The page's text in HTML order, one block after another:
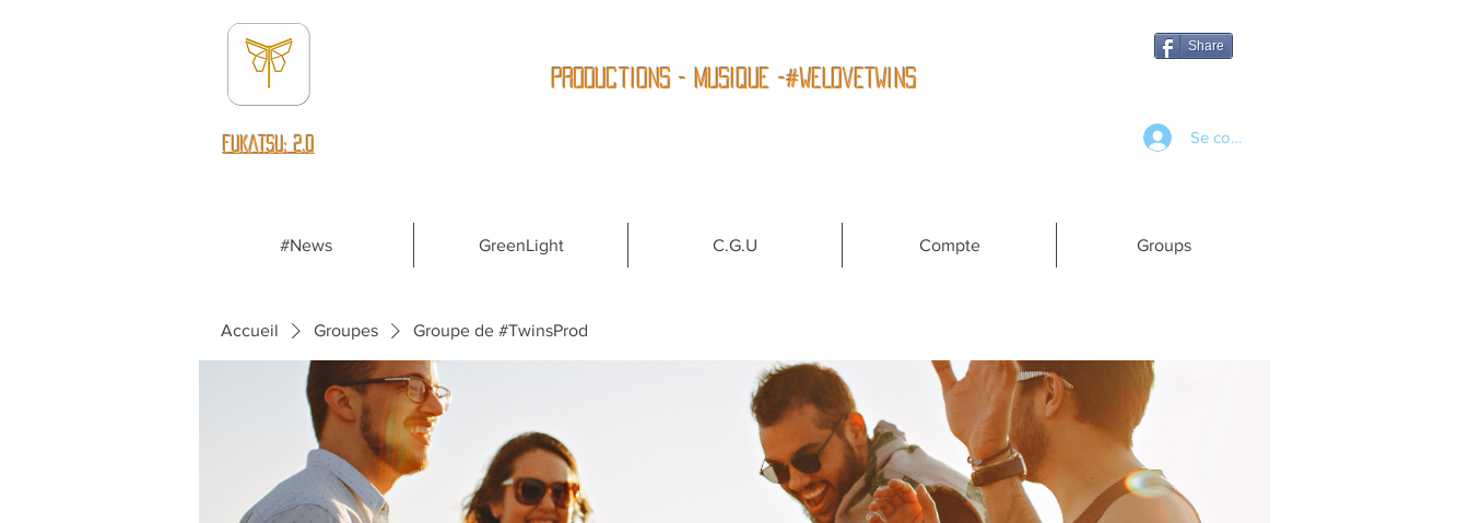
fUKATSU: 2.0
Share
Productions - Musique -#WeLoveTwins
Se connecter
#News GreenLight C.G.U Compte Groups
Accueil Groupes Groupe de #TwinsProd